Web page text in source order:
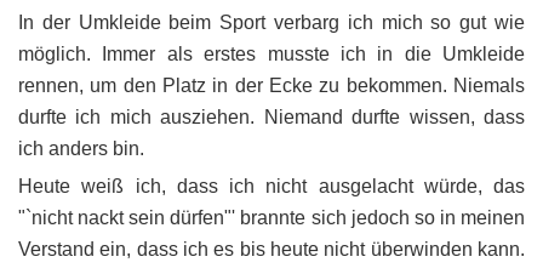
In der Umkleide beim Sport verbarg ich mich so gut wie
möglich. Immer als erstes musste ich in die Umkleide
rennen, um den Platz in der Ecke zu bekommen. Niemals
durfte ich mich ausziehen. Niemand durfte wissen, dass
ich anders bin.
Heute weiß ich, dass ich nicht ausgelacht würde, das
"`nicht nackt sein dürfen"' brannte sich jedoch so in meinen
Verstand ein, dass ich es bis heute nicht überwinden kann.